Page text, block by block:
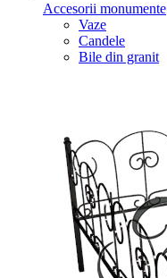
Accesorii monumente
Vaze
Candele
Bile din granit